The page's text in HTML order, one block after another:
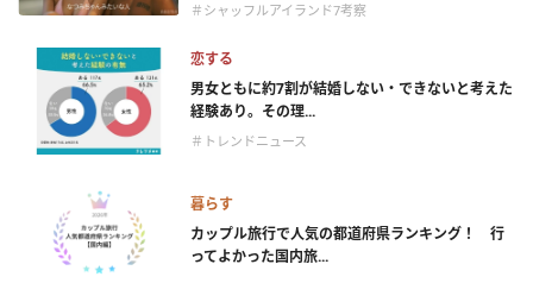
＃シャッフルアイランド7考察
恋する
男女ともに約7割が結婚しない・できないと考えた
経験あり。その理...
＃トレンドニュース
暮らす
カップル旅行で人気の都道府県ランキング！ 行
ってよかった国内旅...